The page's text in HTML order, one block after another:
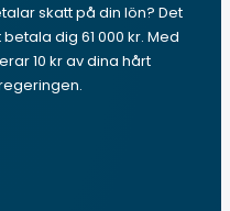
skatt på din lön? Det
dig 61 000 kr. Med
10 kr av dina hårt